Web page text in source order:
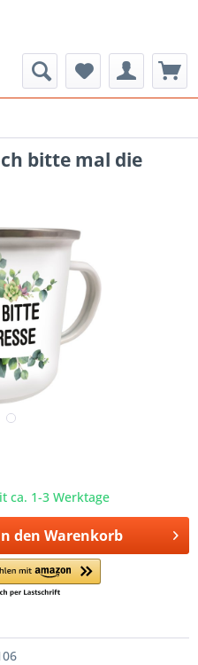
bitte mal die
ca. 1-3 Werktage
den Warenkorb